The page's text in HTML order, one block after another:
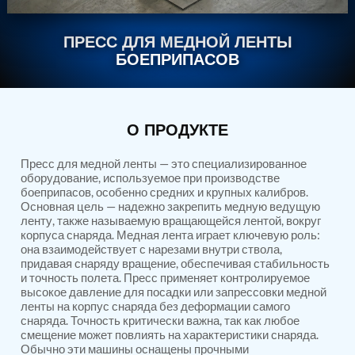
Nitrogen Generating Storage and Distribution
Dynamic Snubber Shock Arrestor Test Facility
Rotor Dynamics Test Facility
Computerized Control Universal Brake Test Bench
Aerospace Nozzle Flow Test Bench
Hydraulic Suspension Unit Test Bench
Manufacturer
Aerospace Pressure and Leak Test Rig
Air Droppable Container
Computerized Microprocessor Controlled Dv Test
Bench
Computerized Based Test Bench For Panel
Mounted Brake System For Lhb Coaches
Pressure Cycle Test System
PSA Oxygen Generation Plant-500 LPM
PSA Oxygen Generation Plant-200 LPM
Fuel Injection Pump Test Bench
ПРЕСС ДЛЯ МЕДНОЙ ЛЕНТЫ
БОЕПРИПАСОВ
О ПРОДУКТЕ
Пресс для медной ленты — это специализированное
оборудование, используемое при производстве
боеприпасов, особенно средних и крупных калибров.
Основная цель — надежно закрепить медную ведущую
ленту, также называемую вращающейся лентой, вокруг
корпуса снаряда. Медная лента играет ключевую роль:
она взаимодействует с нарезами внутри ствола,
придавая снаряду вращение, обеспечивая стабильность
и точность полета. Пресс применяет контролируемое
высокое давление для посадки или запрессовки медной
ленты на корпус снаряда без деформации самого
снаряда. Точность критически важна, так как любое
смещение может повлиять на характеристики снаряда.
Обычно эти машины оснащены прочными
Contact Sales
About